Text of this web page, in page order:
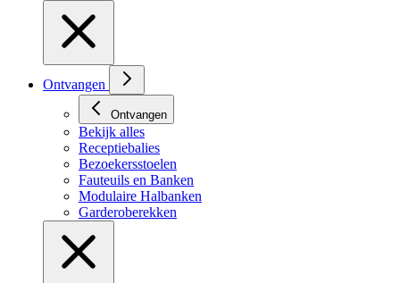
Ontvangen
Ontvangen
Bekijk alles
Receptiebalies
Bezoekersstoelen
Fauteuils en Banken
Modulaire Halbanken
Garderoberekken